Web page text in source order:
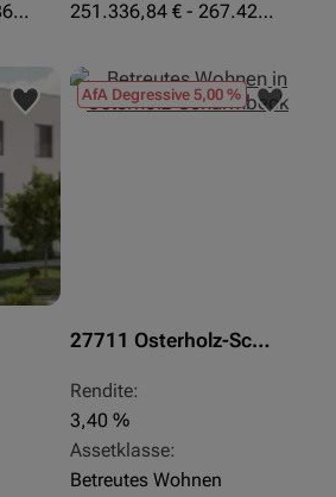
227.760,00 € - 244.860,00 €
251.336,84 € - 267.420,00 €
AfA Degressive 5,00 %
27711 Osterholz-Scharmbeck
Rendite:
3,40 %
Assetklasse:
Betreutes Wohnen